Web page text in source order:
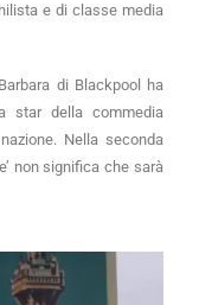
e di classe media
di Blackpool ha
star della commedia
Nella seconda
non significa che sarà